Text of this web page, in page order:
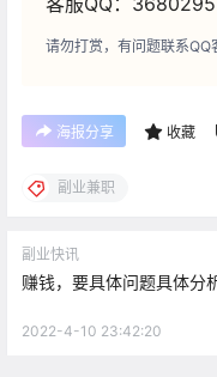
请勿打赏，有问题联系QQ
海报分享 收藏
副业兼职
副业快讯
赚钱，要具体问题具体分
2022-4-10 23:42:20